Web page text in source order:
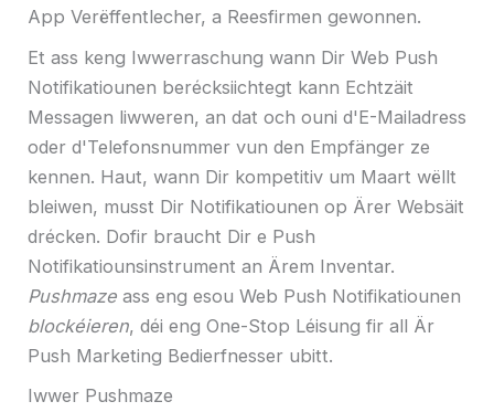
App Verëffentlecher, a Reesfirmen gewonnen.
Et ass keng Iwwerraschung wann Dir Web Push
Notifikatiounen berécksiichtegt kann Echtzäit
Messagen liwweren, an dat och ouni d'E-Mailadress
oder d'Telefonsnummer vun den Empfänger ze
kennen. Haut, wann Dir kompetitiv um Maart wëllt
bleiwen, musst Dir Notifikatiounen op Ärer Websäit
drécken. Dofir braucht Dir e Push
Notifikatiounsinstrument an Ärem Inventar.
Pushmaze ass eng esou Web Push Notifikatiounen
blockéieren, déi eng One-Stop Léisung fir all Är
Push Marketing Bedierfnesser ubitt.
Iwwer Pushmaze